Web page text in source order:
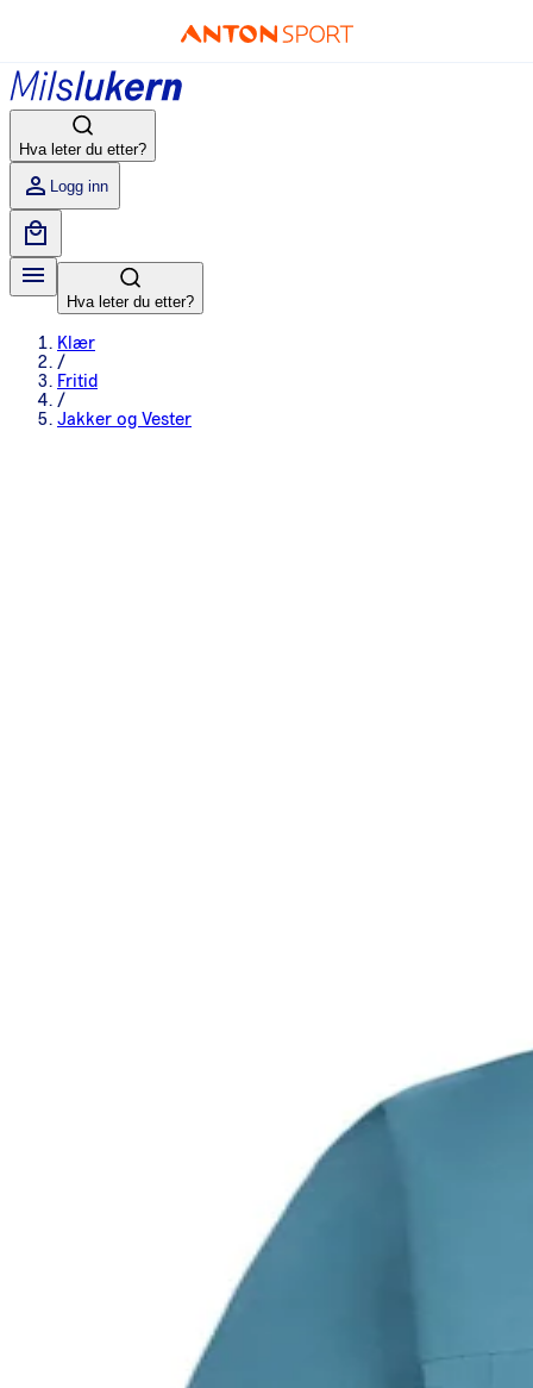
Hva leter du etter?
Logg inn
Hva leter du etter?
Klær
/
Fritid
/
Jakker og Vester